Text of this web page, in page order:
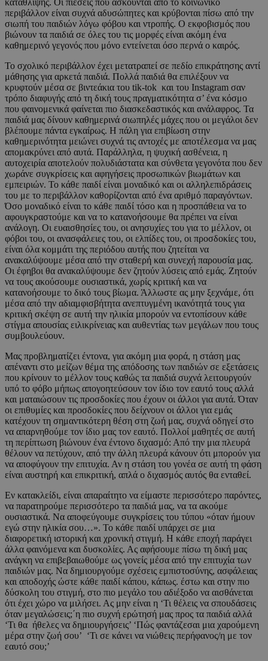
κατάθλιψης. Οι πιέσεις που ασκούνται από το κοινωνικό
περιβάλλον είναι συχνά αδυσώπητες και κρύβονται πίσω από την
σιωπή του παιδιών λόγω φόβου και ντροπής. Ο εκφοβισμός που
βιώνουν τα παιδιά σε όλες του τις μορφές είναι ακόμη ένα
καθημερινό γεγονός που μόνο εντείνεται όσο περνά ο καιρός.
Το σχολικό περιβάλλον έχει μετατραπεί σε πεδίο επικράτησης αντί
μάθησης για αρκετά παιδιά. Πολλά παιδιά θα επιλέξουν να
κρυφτούν μέσα σε βιντεάκια του tik-tok και του Instagram σαν
τρόπο διαφυγής από τη δική τους πραγματικότητα σ’ ένα κόσμο
που φαινομενικά φαίνεται πιο διασκεδαστικός και ανάλαφρος. Τα
παιδιά μας δίνουν καθημερινά σιωπηλές μάχες που οι μεγάλοι δεν
βλέπουμε πάντα εγκαίρως. Η πάλη για επιβίωση στην
καθημερινότητα μειώνει συχνά τις αντοχές με αποτέλεσμα να μας
απομακρύνει από αυτά. Παράλληλα, η ψυχική ασθένεια, η
αυτοχειρία αποτελούν πολυδιάστατα και σύνθετα γεγονότα που δεν
χωράνε συγκρίσεις και αφηγήσεις προσωπικών βιωμάτων και
εμπειριών. Το κάθε παιδί είναι μοναδικό και οι αλληλεπιδράσεις
του με το περιβάλλον καθορίζονται από ένα αριθμό παραγόντων.
Όσο μοναδικό είναι το κάθε παιδί τόσο και η προσπάθεια να το
αφουγκραστούμε και να το κατανοήσουμε θα πρέπει να είναι
ανάλογη. Οι ευαισθησίες του, οι ανησυχίες του για το μέλλον, οι
φόβοι του, οι ανασφάλειες του, οι ελπίδες του, οι προσδοκίες του,
είναι όλα κομμάτι της περιόδου αυτής που ζητείται να
ανακαλύψουμε μέσα από την σταθερή και συνεχή παρουσία μας.
Οι έφηβοι θα ανακαλύψουμε δεν ζητούν λύσεις από εμάς. Ζητούν
να τους ακούσουμε ουσιαστικά, χωρίς κριτική και να
κατανοήσουμε το δικό τους βίωμα. Άλλωστε ας μην ξεχνάμε, ότι
μέσα από την αδιαμφισβήτητα ανεπτυγμένη ικανότητά τους για
κριτική σκέψη σε αυτή την ηλικία μπορούν να εντοπίσουν κάθε
στίγμα απουσίας ειλικρίνειας και αυθεντίας των μεγάλων που τους
συμβουλεύουν.
Μας προβληματίζει έντονα, για ακόμη μια φορά, η στάση μας
απέναντι στο μείζων θέμα της απόδοσης των παιδιών σε εξετάσεις
που κρίνουν το μέλλον τους καθώς τα παιδιά συχνά λειτουργούν
υπό το φόβο μήπως απογοητεύσουν τον ίδιο τον εαυτό τους αλλά
και ματαιώσουν τις προσδοκίες που έχουν οι άλλοι για αυτά. Όταν
οι επιθυμίες και προσδοκίες που δείχνουν οι άλλοι για εμάς
κατέχουν τη σημαντικότερη θέση στη ζωή μας, συχνά οδηγεί στο
να απαρνηθούμε τον ίδιο μας τον εαυτό. Πολλοί μαθητές σε αυτή
τη περίπτωση βιώνουν ένα έντονο διχασμό: Από την μια πλευρά
θέλουν να πετύχουν, από την άλλη πλευρά κάνουν ότι μπορούν για
να αποφύγουν την επιτυχία. Αν η στάση του γονέα σε αυτή τη φάση
είναι αυστηρή και επικριτική, απλά ο διχασμός αυτός θα ενταθεί.
Εν κατακλείδι, είναι απαραίτητο να είμαστε περισσότερο παρόντες,
να παρατηρούμε περισσότερο τα παιδιά μας, να τα ακούμε
ουσιαστικά. Να αποφεύγουμε συγκρίσεις του τύπου «όταν ήμουν
εγώ στην ηλικία σου…». Το κάθε παιδί υπάρχει σε μια
διαφορετική ιστορική και χρονική στιγμή. Η κάθε εποχή παράγει
άλλα φαινόμενα και δυσκολίες. Ας αφήσουμε πίσω τη δική μας
ανάγκη να επιβεβαιωθούμε ως γονείς μέσα από την επιτυχία των
παιδιών μας. Να δημιουργούμε σχέσεις εμπιστοσύνης, ασφάλειας
και αποδοχής ώστε κάθε παιδί κάπου, κάπως. έστω και στην πιο
δύσκολη του στιγμή, στο πιο μεγάλο του αδιέξοδο να αισθάνεται
ότι έχει χώρο να μιλήσει. Ας μην είναι η ‘Τι θέλεις να σπουδάσεις
όταν μεγαλώσεις;΄η πιο συχνή ερώτησή μας προς τα παιδιά αλλά
‘Τι θα ήθελες να δημιουργήσεις’ ‘Πώς φαντάζεσαι μια χαρούμενη
μέρα στην ζωή σου’ ‘Τι σε κάνει να νιώθεις περήφανος/η με τον
εαυτό σου;’